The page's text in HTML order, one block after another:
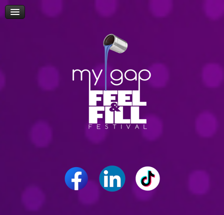
Δήλωση Συμμετοχής Επισκεπτών